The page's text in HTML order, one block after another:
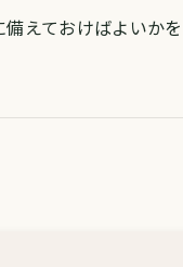
えておけばよいかを